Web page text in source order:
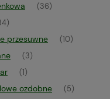
(36)
przesuwne (10)
(3)
(1)
ozdobne (5)